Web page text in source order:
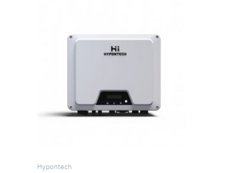
Hypontech